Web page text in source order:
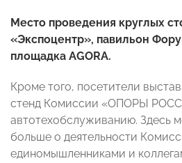
Место проведения круглых
«Экспоцентр», павильон
площадка AGORA.
Кроме того, посетители
стенд Комиссии «ОПОРЫ
автотехобслуживанию. Здесь
больше о деятельности
единомышленниками и